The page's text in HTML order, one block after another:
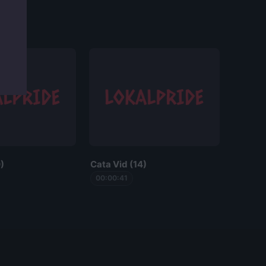
Cata Vid (14)
00:00:41